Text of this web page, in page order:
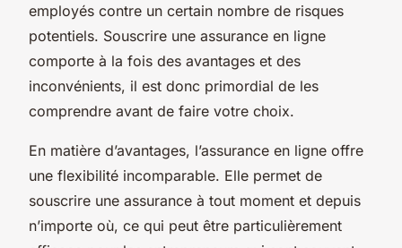
employés contre un certain nombre de risques
potentiels. Souscrire une assurance en ligne
comporte à la fois des avantages et des
inconvénients, il est donc primordial de les
comprendre avant de faire votre choix.
En matière d’avantages, l’assurance en ligne offre
une flexibilité incomparable. Elle permet de
souscrire une assurance à tout moment et depuis
n’importe où, ce qui peut être particulièrement